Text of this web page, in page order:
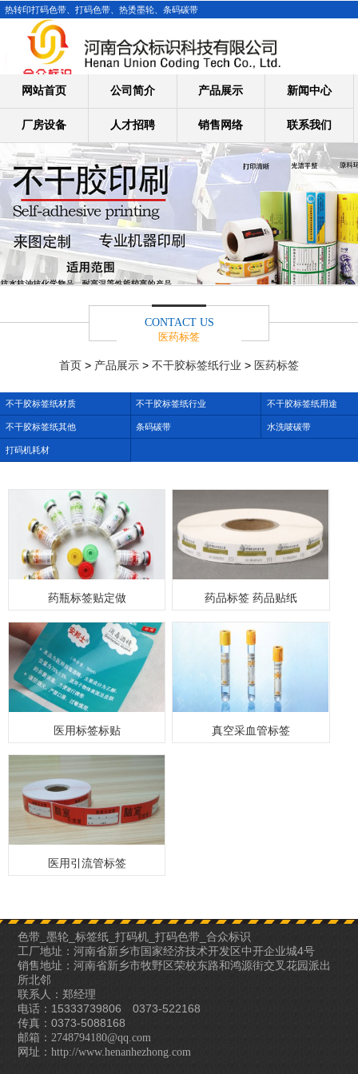
热转印打码色带、打码色带、热烫墨轮、条码碳带
网站首页 公司简介 产品展示 新闻中心
厂房设备 人才招聘 销售网络 联系我们
CONTACT US
医药标签
首页 > 产品展示 > 不干胶标签纸行业 > 医药标签
不干胶标签纸材质 不干胶标签纸行业 不干胶标签纸用途
不干胶标签纸其他 条码碳带 水洗唛碳带
打码机耗材
药瓶标签贴定做 药品标签 药品贴纸
医用标签标贴 真空采血管标签
医用引流管标签
色带_墨轮_标签纸_打码机_打码色带_合众标识
工厂地址：河南省新乡市国家经济技术开发区中开企业城4号
销售地址：河南省新乡市牧野区荣校东路和鸿源街交叉花园派出
所北邻
联系人：郑经理
电话：15333739806 0373-522168
传真：0373-5088168
邮箱： 2748794180@qq.com
网址：http://www.henanhezhong.com